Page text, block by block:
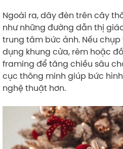
Ngoài ra, dây đèn trên cây
như những đường dẫn thị
trung tâm bức ảnh. Nếu
dụng khung cửa, rèm hoặc
framing để tăng chiều sâu
cục thông minh giúp bức
nghệ thuật hơn.